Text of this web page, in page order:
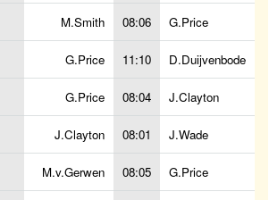
M.Smith 08:06 G.Price
G.Price 11:10 D.Duijvenbode
G.Price 08:04 J.Clayton
J.Clayton 08:01 J.Wade
M.v.Gerwen 08:05 G.Price